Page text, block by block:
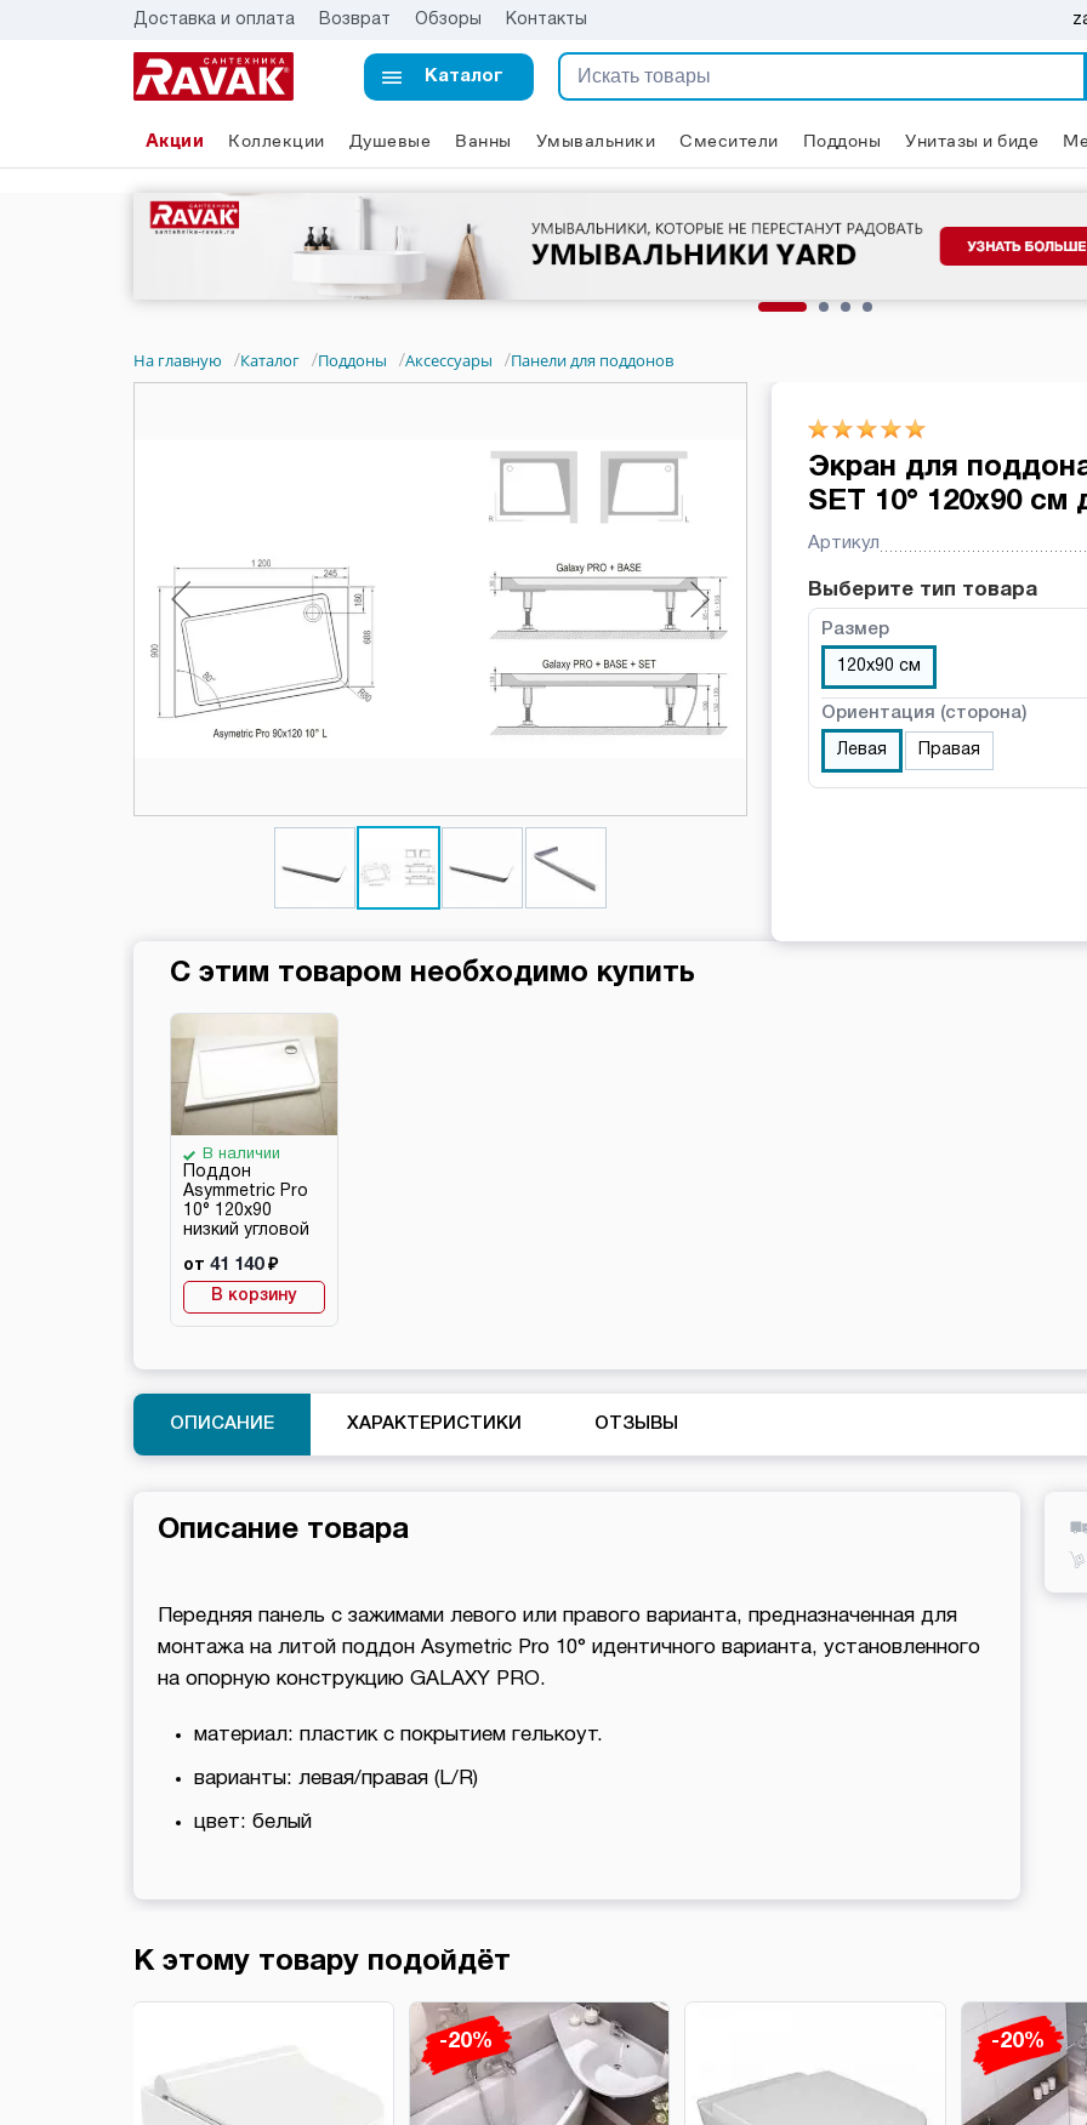
Доставка и оплата Возврат Обзоры Контакты
Каталог
Акции Коллекции Душевые Ванны Умывальники Смесители Поддоны Унитазы и биде
На главную /Каталог /Поддоны /Аксессуары /Панели для поддонов
Экран для
SET 10° 120х90
Артикул
Выберите тип товара
Размер
120х90 см
Ориентация (сторона)
Левая Правая
С этим товаром необходимо купить
В наличии
Поддон
Asymmetric Pro
10° 120х90
низкий угловой
от 41 140₽
В корзину
ОПИСАНИЕ ХАРАКТЕРИСТИКИ ОТЗЫВЫ
Описание товара
Передняя панель с зажимами левого или правого варианта, предназначенная для
монтажа на литой поддон Asymetric Pro 10° идентичного варианта, установленного
на опоpную констpукцию GALAXY PRO.
материал: пластик с покрытием гелькоут.
варианты: левая/правая (L/R)
цвет: белый
К этому товару подойдёт
-20% -20%